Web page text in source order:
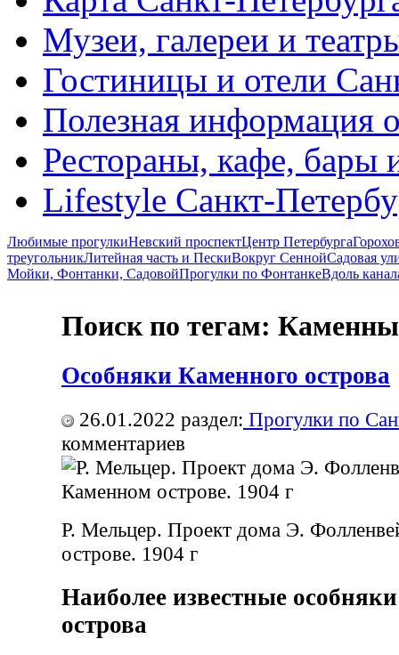
Музеи, галереи и
Гостиницы и отели
Полезная информация
Рестораны, кафе, бары
Lifestyle Санкт-
Любимые прогулкиНевский проспектЦентр Петербурга
треугольникЛитейная часть и ПескиВокруг СеннойСадовая
Мойки, Фонтанки, СадовойПрогулки по ФонтанкеВдоль
Поиск по тегам:
Особняки Каменного острова
26.01.2022 раздел: Прогулки по
комментариев
P. Мельцер. Проект дома Э.
острове. 1904 г
Наиболее известные
острова